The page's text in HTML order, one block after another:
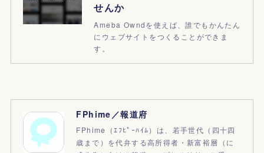
せんか
Ameba Owndを使えば、誰でもかんたん
にウェブサイトをつくることができま
す。
FPhime／報道府
FPhime（ｴﾌﾋﾟｰﾊｲﾑ）は、若手世代（四十四
歳まで）を代弁する高所得者・新富裕層（に